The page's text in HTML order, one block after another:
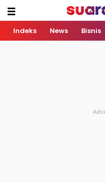
Indeks News Bisnis